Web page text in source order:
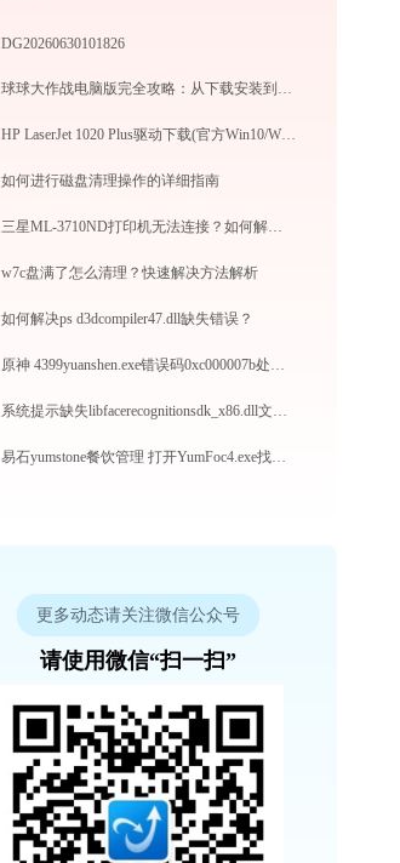
DG20260630101826
球球大作战电脑版完全攻略：从下载安装到模拟器选择，大屏冲分指南
HP LaserJet 1020 Plus驱动下载(官方Win10/Win11)
如何进行磁盘清理操作的详细指南
三星ML-3710ND打印机无法连接？如何解决？-金山毒霸
w7c盘满了怎么清理？快速解决方法解析
如何解决ps d3dcompiler47.dll缺失错误？
原神 4399yuanshen.exe错误码0xc000007b处理办法
系统提示缺失libfacerecognitionsdk_x86.dll文件的解决方法
易石yumstone餐饮管理 打开YumFoc4.exe找不到gdiplus.dll怎么办
更多动态请关注微信公众号
请使用微信“扫一扫”